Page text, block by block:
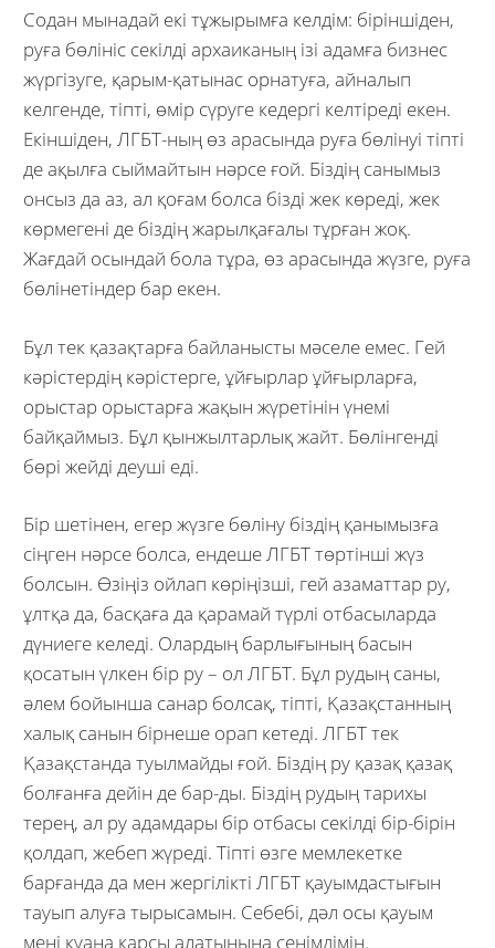
Содан мынадай екі тұжырымға келдім: біріншіден,
руға бөлініс секілді архаиканың ізі адамға бизнес
жүргізуге, қарым-қатынас орнатуға, айналып
келгенде, тіпті, өмір сүруге кедергі келтіреді екен.
Екіншіден, ЛГБТ-ның өз арасында руға бөлінуі тіпті
де ақылға сыймайтын нәрсе ғой. Біздің санымыз
онсыз да аз, ал қоғам болса бізді жек көреді, жек
көрмегені де біздің жарылқағалы тұрған жоқ.
Жағдай осындай бола тұра, өз арасында жүзге, руға
бөлінетіндер бар екен.
Бұл тек қазақтарға байланысты мәселе емес. Гей
кәрістердің кәрістерге, ұйғырлар ұйғырларға,
орыстар орыстарға жақын жүретінін үнемі
байқаймыз. Бұл қынжылтарлық жайт. Бөлінгенді
бөрі жейді деуші еді.
Бір шетінен, егер жүзге бөліну біздің қанымызға
сіңген нәрсе болса, ендеше ЛГБТ төртінші жүз
болсын. Өзіңіз ойлап көріңізші, гей азаматтар ру,
ұлтқа да, басқаға да қарамай түрлі отбасыларда
дүниеге келеді. Олардың барлығының басын
қосатын үлкен бір ру – ол ЛГБТ. Бұл рудың саны,
әлем бойынша санар болсақ, тіпті, Қазақстанның
халық санын бірнеше орап кетеді. ЛГБТ тек
Қазақстанда туылмайды ғой. Біздің ру қазақ қазақ
болғанға дейін де бар-ды. Біздің рудың тарихы
терең, ал ру адамдары бір отбасы секілді бір-бірін
қолдап, жебеп жүреді. Тіпті өзге мемлекетке
барғанда да мен жергілікті ЛГБТ қауымдастығын
тауып алуға тырысамын. Себебі, дәл осы қауым
мені қуана қарсы алатынына сенімдімін.